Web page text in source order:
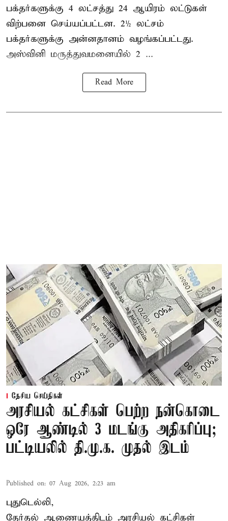
பக்தர்களுக்கு 4 லட்சத்து 24 ஆயிரம் லட்டுகள்
விற்பனை செய்யப்பட்டன. 2½ லட்சம்
பக்தர்களுக்கு அன்னதானம் வழங்கப்பட்டது.
அஸ்வினி மருத்துவமனையில் 2 ...
Read More
தேசிய செய்திகள்
அரசியல் கட்சிகள் பெற்ற நன்கொடை
ஒரே ஆண்டில் 3 மடங்கு அதிகரிப்பு;
பட்டியலில் தி.மு.க. முதல் இடம்
Published on: 07 Aug 2026, 2:23 am
புதுடெல்லி,
தேர்தல் ஆணையத்திடம் அரசியல் கட்சிகள்